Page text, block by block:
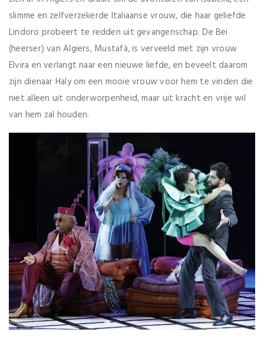
slimme en zelfverzekerde Italiaanse vrouw, die haar geliefde
Lindoro probeert te redden uit gevangenschap. De Bei
(heerser) van Algiers, Mustafà, is verveeld met zijn vrouw
Elvira en verlangt naar een nieuwe liefde, en beveelt daarom
zijn dienaar Haly om een mooie vrouw voor hem te vinden die
niet alleen uit onderworpenheid, maar uit kracht en vrije wil
van hem zal houden.